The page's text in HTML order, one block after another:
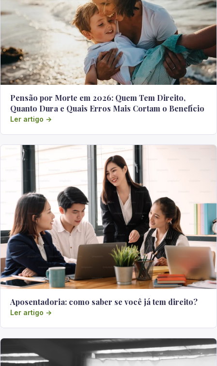
Pensão por Morte em 2026: Quem Tem Direito,
Quanto Dura e Quais Erros Mais Cortam o Benefício
Ler artigo →
Aposentadoria: como saber se você já tem direito?
Ler artigo →